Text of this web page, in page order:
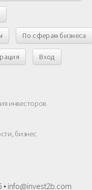
По сферам бизнеса
Вход
инвесторов
бизнес
info@invest2b.com